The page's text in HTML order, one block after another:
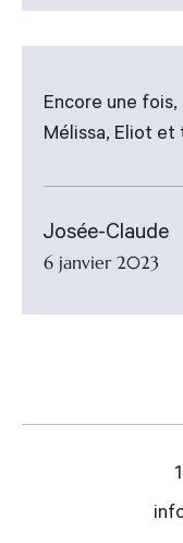
Encore une
Mélissa, Eliot et
Josée-Claude
6 janvier 2023